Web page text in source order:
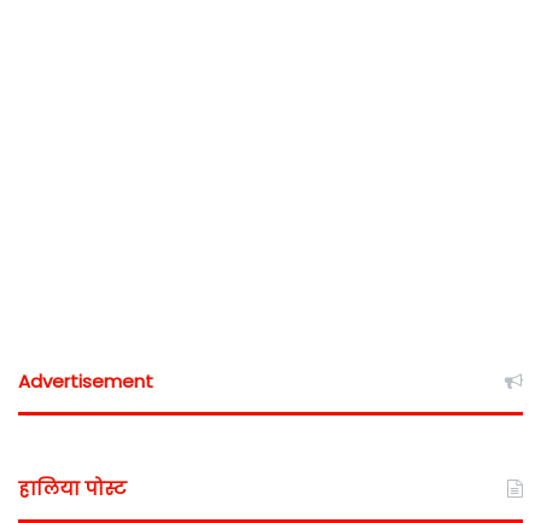
Advertisement
हालिया पोस्ट